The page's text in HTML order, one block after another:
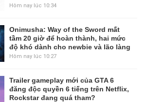
Hôm nay lúc 10:34
Onimusha: Way of the Sword mất
tầm 20 giờ để hoàn thành, hai mức
độ khó dành cho newbie và lão làng
Hôm nay lúc 10:27
Trailer gameplay mới của GTA 6
đăng độc quyền 6 tiếng trên Netflix,
Rockstar đang quá tham?